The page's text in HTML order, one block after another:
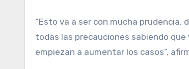
“Esto va a ser con mucha
todas las precauciones sabiendo
empiezan a aumentar los casos”,